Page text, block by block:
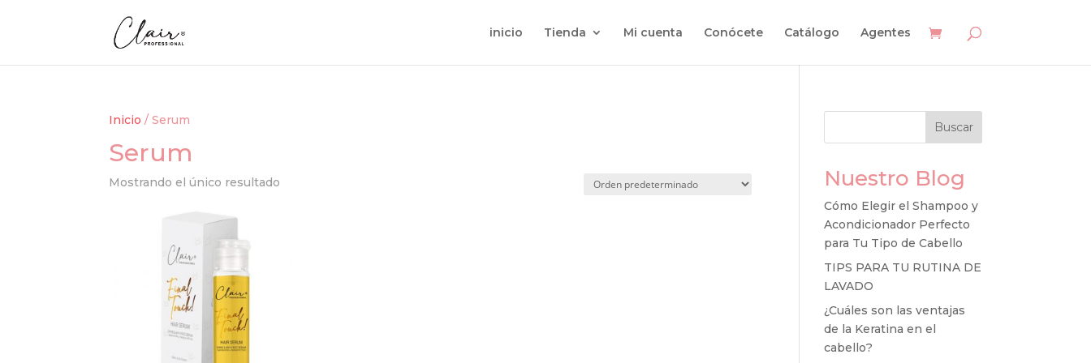
inicio Tienda Mi cuenta Conócete Catálogo Agentes
Inicio / Serum
Serum
Mostrando el único resultado
Buscar
Nuestro Blog
Cómo Elegir el Shampoo y
Acondicionador Perfecto
para Tu Tipo de Cabello
TIPS PARA TU RUTINA DE
LAVADO
¿Cuáles son las ventajas
de la Keratina en el
cabello?